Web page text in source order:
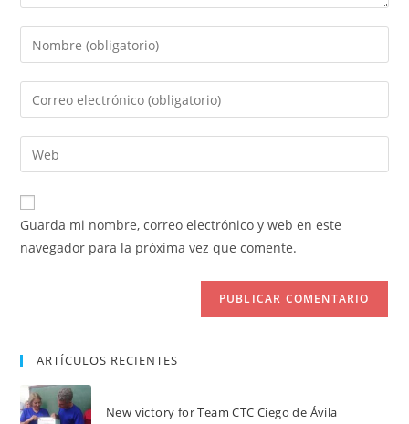
Introduce
tu
nombre
de
usuario
para
comentar
Introduce
tu
dirección
de
electrónico
para
comentar
Introduce
la
URL
de
Guarda mi nombre, correo electrónico y web en este
navegador para la próxima vez que comente.
ARTÍCULOS RECIENTES
New victory for Team CTC Ciego de Ávila